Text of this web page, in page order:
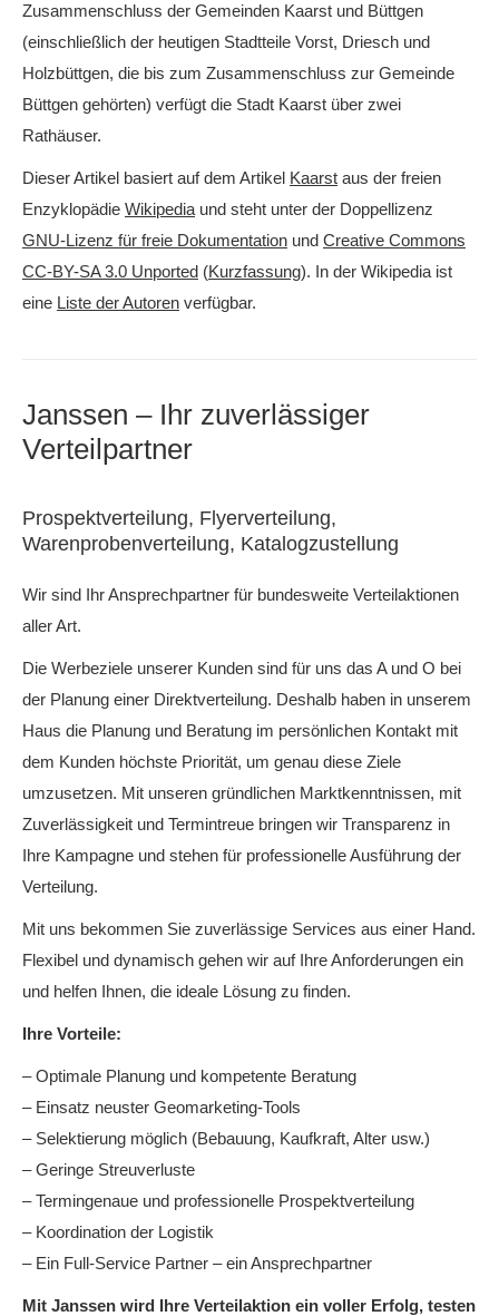
Zusammenschluss der Gemeinden Kaarst und Büttgen
(einschließlich der heutigen Stadtteile Vorst, Driesch und
Holzbüttgen, die bis zum Zusammenschluss zur Gemeinde
Büttgen gehörten) verfügt die Stadt Kaarst über zwei
Rathäuser.
Dieser Artikel basiert auf dem Artikel Kaarst aus der freien
Enzyklopädie Wikipedia und steht unter der Doppellizenz
GNU-Lizenz für freie Dokumentation und Creative Commons
CC-BY-SA 3.0 Unported (Kurzfassung). In der Wikipedia ist
eine Liste der Autoren verfügbar.
Janssen – Ihr zuverlässiger
Verteilpartner
Prospektverteilung, Flyerverteilung,
Warenprobenverteilung, Katalogzustellung
Wir sind Ihr Ansprechpartner für bundesweite Verteilaktionen
aller Art.
Die Werbeziele unserer Kunden sind für uns das A und O bei
der Planung einer Direktverteilung. Deshalb haben in unserem
Haus die Planung und Beratung im persönlichen Kontakt mit
dem Kunden höchste Priorität, um genau diese Ziele
umzusetzen. Mit unseren gründlichen Marktkenntnissen, mit
Zuverlässigkeit und Termintreue bringen wir Transparenz in
Ihre Kampagne und stehen für professionelle Ausführung der
Verteilung.
Mit uns bekommen Sie zuverlässige Services aus einer Hand.
Flexibel und dynamisch gehen wir auf Ihre Anforderungen ein
und helfen Ihnen, die ideale Lösung zu finden.
Ihre Vorteile:
– Optimale Planung und kompetente Beratung
– Einsatz neuster Geomarketing-Tools
– Selektierung möglich (Bebauung, Kaufkraft, Alter usw.)
– Geringe Streuverluste
– Termingenaue und professionelle Prospektverteilung
– Koordination der Logistik
– Ein Full-Service Partner – ein Ansprechpartner
Mit Janssen wird Ihre Verteilaktion ein voller Erfolg, testen